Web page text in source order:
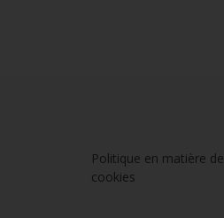
Politique en matière de
cookies